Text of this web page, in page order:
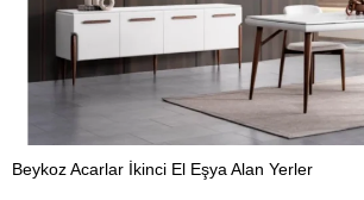
Beykoz Acarlar İkinci El Eşya Alan Yerler